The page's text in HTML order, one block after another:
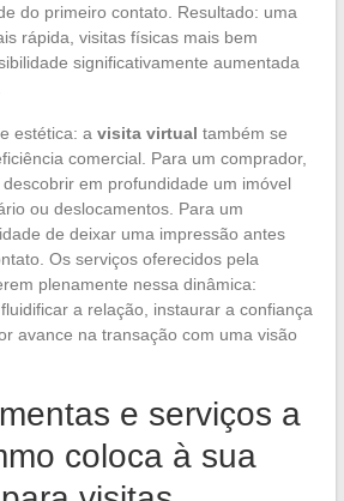
do primeiro contato. Resultado: uma
rápida, visitas físicas mais bem
significativamente aumentada
estética: a visita virtual também se
comercial. Para um comprador,
em profundidade um imóvel
ou deslocamentos. Para um
de deixar uma impressão antes
Os serviços oferecidos pela
plenamente nessa dinâmica:
a relação, instaurar a confiança
avance na transação com uma visão
e serviços a
coloca à sua